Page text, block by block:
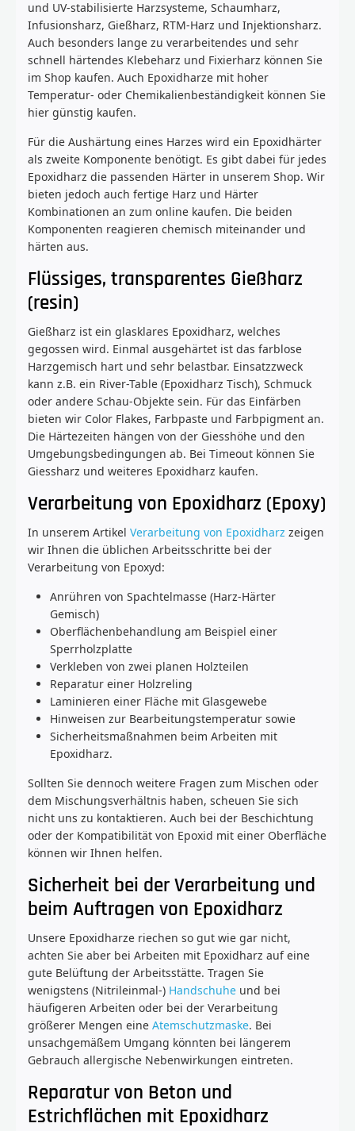
und UV-stabilisierte Harzsysteme, Schaumharz,
Infusionsharz, Gießharz, RTM-Harz und Injektionsharz.
Auch besonders lange zu verarbeitendes und sehr
schnell härtendes Klebeharz und Fixierharz können Sie
im Shop kaufen. Auch Epoxidharze mit hoher
Temperatur- oder Chemikalienbeständigkeit können Sie
hier günstig kaufen.
Für die Aushärtung eines Harzes wird ein Epoxidhärter
als zweite Komponente benötigt. Es gibt dabei für jedes
Epoxidharz die passenden Härter in unserem Shop. Wir
bieten jedoch auch fertige Harz und Härter
Kombinationen an zum online kaufen. Die beiden
Komponenten reagieren chemisch miteinander und
härten aus.
Flüssiges, transparentes Gießharz
(resin)
Gießharz ist ein glasklares Epoxidharz, welches
gegossen wird. Einmal ausgehärtet ist das farblose
Harzgemisch hart und sehr belastbar. Einsatzzweck
kann z.B. ein River-Table (Epoxidharz Tisch), Schmuck
oder andere Schau-Objekte sein. Für das Einfärben
bieten wir Color Flakes, Farbpaste und Farbpigment an.
Die Härtezeiten hängen von der Giesshöhe und den
Umgebungsbedingungen ab. Bei Timeout können Sie
Giessharz und weiteres Epoxidharz kaufen.
Verarbeitung von Epoxidharz (Epoxy)
In unserem Artikel Verarbeitung von Epoxidharz zeigen
wir Ihnen die üblichen Arbeitsschritte bei der
Verarbeitung von Epoxyd:
Anrühren von Spachtelmasse (Harz-Härter
Gemisch)
Oberflächenbehandlung am Beispiel einer
Sperrholzplatte
Verkleben von zwei planen Holzteilen
Reparatur einer Holzreling
Laminieren einer Fläche mit Glasgewebe
Hinweisen zur Bearbeitungstemperatur sowie
Sicherheitsmaßnahmen beim Arbeiten mit
Epoxidharz.
Sollten Sie dennoch weitere Fragen zum Mischen oder
dem Mischungsverhältnis haben, scheuen Sie sich
nicht uns zu kontaktieren. Auch bei der Beschichtung
oder der Kompatibilität von Epoxid mit einer Oberfläche
können wir Ihnen helfen.
Sicherheit bei der Verarbeitung und
beim Auftragen von Epoxidharz
Unsere Epoxidharze riechen so gut wie gar nicht,
achten Sie aber bei Arbeiten mit Epoxidharz auf eine
gute Belüftung der Arbeitsstätte. Tragen Sie
wenigstens (Nitrileinmal-) Handschuhe und bei
häufigeren Arbeiten oder bei der Verarbeitung
größerer Mengen eine Atemschutzmaske. Bei
unsachgemäßem Umgang könnten bei längerem
Gebrauch allergische Nebenwirkungen eintreten.
Reparatur von Beton und
Estrichflächen mit Epoxidharz